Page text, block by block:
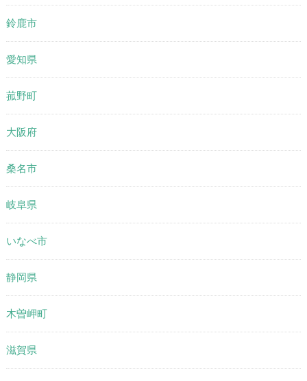
鈴鹿市
愛知県
菰野町
大阪府
桑名市
岐阜県
いなべ市
静岡県
木曽岬町
滋賀県